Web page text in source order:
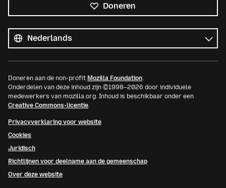
Doneren
talen
Taal
Doneren aan de non-profit Mozilla Foundation.
Onderdelen van deze inhoud zijn ©1998–2026 door individuele
medewerkers van mozilla.org. Inhoud is beschikbaar onder een
Creative Commons-licentie.
Privacyverklaring voor website
Cookies
Juridisch
Richtlijnen voor deelname aan de gemeenschap
Over deze website